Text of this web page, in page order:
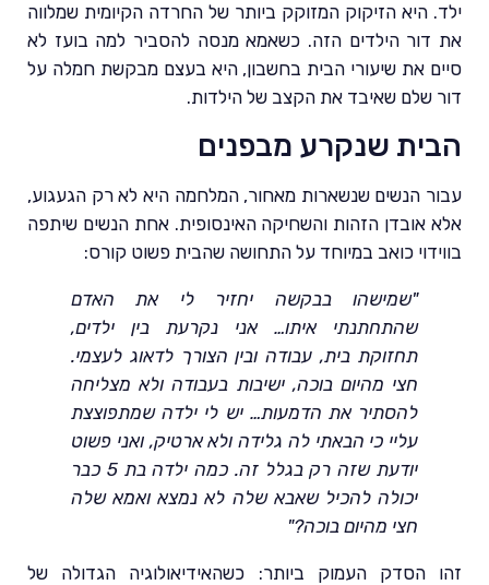
ילד. היא הזיקוק המזוקק ביותר של החרדה הקיומית שמלווה
את דור הילדים הזה. כשאמא מנסה להסביר למה בועז לא
סיים את שיעורי הבית בחשבון, היא בעצם מבקשת חמלה על
דור שלם שאיבד את הקצב של הילדות.
הבית שנקרע מבפנים
עבור הנשים שנשארות מאחור, המלחמה היא לא רק הגעגוע,
אלא אובדן הזהות והשחיקה האינסופית. אחת הנשים שיתפה
בווידוי כואב במיוחד על התחושה שהבית פשוט קורס:
"שמישהו בבקשה יחזיר לי את האדם
שהתחתנתי איתו… אני נקרעת בין ילדים,
תחזוקת בית, עבודה ובין הצורך לדאוג לעצמי.
חצי מהיום בוכה, ישיבות בעבודה ולא מצליחה
להסתיר את הדמעות… יש לי ילדה שמתפוצצת
עליי כי הבאתי לה גלידה ולא ארטיק, ואני פשוט
יודעת שזה רק בגלל זה. כמה ילדה בת 5 כבר
יכולה להכיל שאבא שלה לא נמצא ואמא שלה
חצי מהיום בוכה?"
זהו הסדק העמוק ביותר: כשהאידיאולוגיה הגדולה של